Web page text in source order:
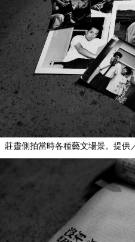
莊靈側拍當時各種藝文場景。提供